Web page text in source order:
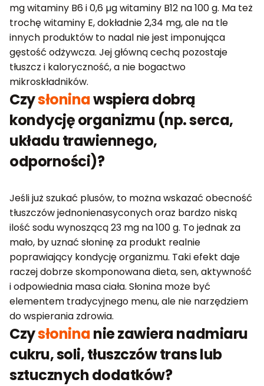
mg witaminy B6 i 0,6 µg witaminy B12 na 100 g. Ma też
trochę witaminy E, dokładnie 2,34 mg, ale na tle
innych produktów to nadal nie jest imponująca
gęstość odżywcza. Jej główną cechą pozostaje
tłuszcz i kaloryczność, a nie bogactwo
mikroskładników.
Czysłoninawspiera dobrą
kondycję organizmu (np. serca,
układu trawiennego,
odporności)?
Jeśli już szukać plusów, to można wskazać obecność
tłuszczów jednonienasyconych oraz bardzo niską
ilość sodu wynoszącą 23 mg na 100 g. To jednak za
mało, by uznać słoninę za produkt realnie
poprawiający kondycję organizmu. Taki efekt daje
raczej dobrze skomponowana dieta, sen, aktywność
i odpowiednia masa ciała. Słonina może być
elementem tradycyjnego menu, ale nie narzędziem
do wspierania zdrowia.
Czysłoninanie zawiera nadmiaru
cukru, soli, tłuszczów trans lub
sztucznych dodatków?